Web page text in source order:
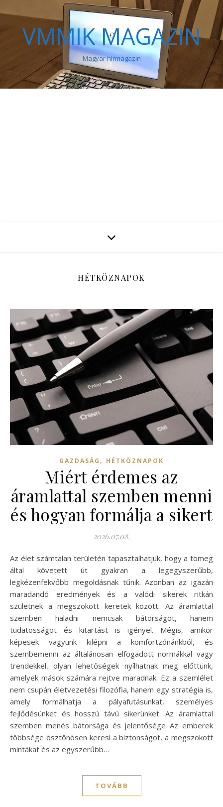
VMMIK MAGAZIN
Magyar hírmagazin
HÉTKÖZNAPOK
GAZDASÁG , HÉTKÖZNAPOK
Miért érdemes az
áramlattal szemben menni
és hogyan formálja a sikert
2026.07.08.
Az élet számtalan területén tapasztalhatjuk, hogy a tömeg
által követett út gyakran a legegyszerűbb,
legkézenfekvőbb megoldásnak tűnik. Azonban az igazán
maradandó eredmények és a valódi sikerek ritkán
születnek a megszokott keretek között. Az áramlattal
szemben haladni nemcsak bátorságot, hanem
tudatosságot és kitartást is igényel. Mégis, amikor
képesek vagyunk kilépni a komfortzónánkból, és
szembemenni az általánosan elfogadott normákkal vagy
trendekkel, olyan lehetőségek nyílhatnak meg előttünk,
amelyek mások számára rejtve maradnak. Ez a szemlélet
nem csupán életvezetési filozófia, hanem egy stratégia is,
amely formálhatja a pályafutásunkat, személyes
fejlődésünket és hosszú távú sikerünket. Az áramlattal
szemben menés bátorsága és jelentősége Az emberek
többsége ösztönösen keresi a biztonságot, a megszokott
mintákat és az egyszerűbb…
TOVÁBB